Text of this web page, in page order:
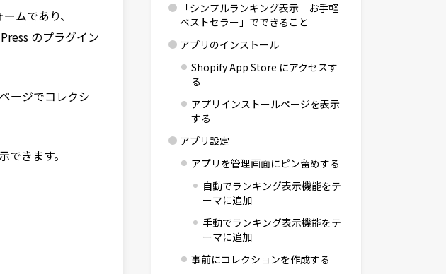
ムであり、
のプラグイン
ージでコレクシ
きます。
「シンプルランキング表示｜お手軽
ベストセラー」でできること
アプリのインストール
Shopify App Store にアクセスす
る
アプリインストールページを表示
する
アプリ設定
アプリを管理画面にピン留めする
自動でランキング表示機能をテ
ーマに追加
手動でランキング表示機能をテ
ーマに追加
事前にコレクションを作成する